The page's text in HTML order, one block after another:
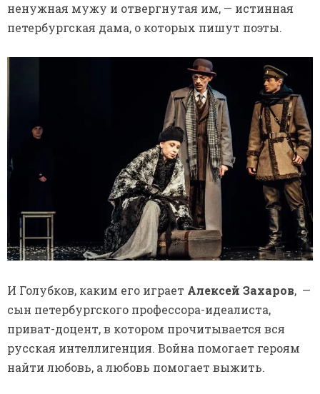
ненужная мужу и отвергнутая им, — истинная
петербургская дама, о которых пишут поэты.
И Голубков, каким его играет Алексей Захаров, —
сын петербургского профессора-идеалиста,
приват-доцент, в котором прочитывается вся
русская интеллигенция. Война помогает героям
найти любовь, а любовь помогает выжить.